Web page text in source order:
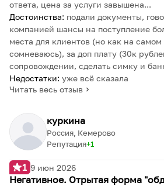
ответа, цена за услуги завышена...
Достоинства: подали документы,
компанией шансы на поступление
места для клиентов (но как на самом
сомневаюсь), за доп плату (30к
сопровождении, сделать симку и
Недостатки: уже всё сказала
Читать весь отзыв
куркина
Репутация 1
Россия, Кемерово
1 9 июн 2026
Негативное. Отрытая форма